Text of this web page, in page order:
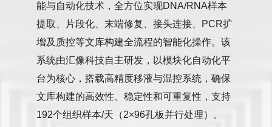
能与自动化技术，全方位实现DNA/RNA样本
提取、片段化、末端修复、接头连接、PCR扩
增及质控等文库构建全流程的智能化操作。该
系统由汇像科技自主研发，以模块化自动化平
台为核心，搭载高精度移液与温控系统，确保
文库构建的高效性、稳定性和可重复性，支持
192个组织样本/天（2×96孔板并行处理）。